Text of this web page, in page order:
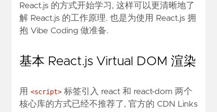
React.js 的方式开始学习, 这样可以更清晰地了
解 React.js 的工作原理. 也是为使用 React.js 拥
抱 Vibe Coding 做准备.
基本 React.js Virtual DOM 渲染
用 <script> 标签引入 react 和 react-dom 两个
核心库的方式已经不推荐了, 官方的 CDN Links